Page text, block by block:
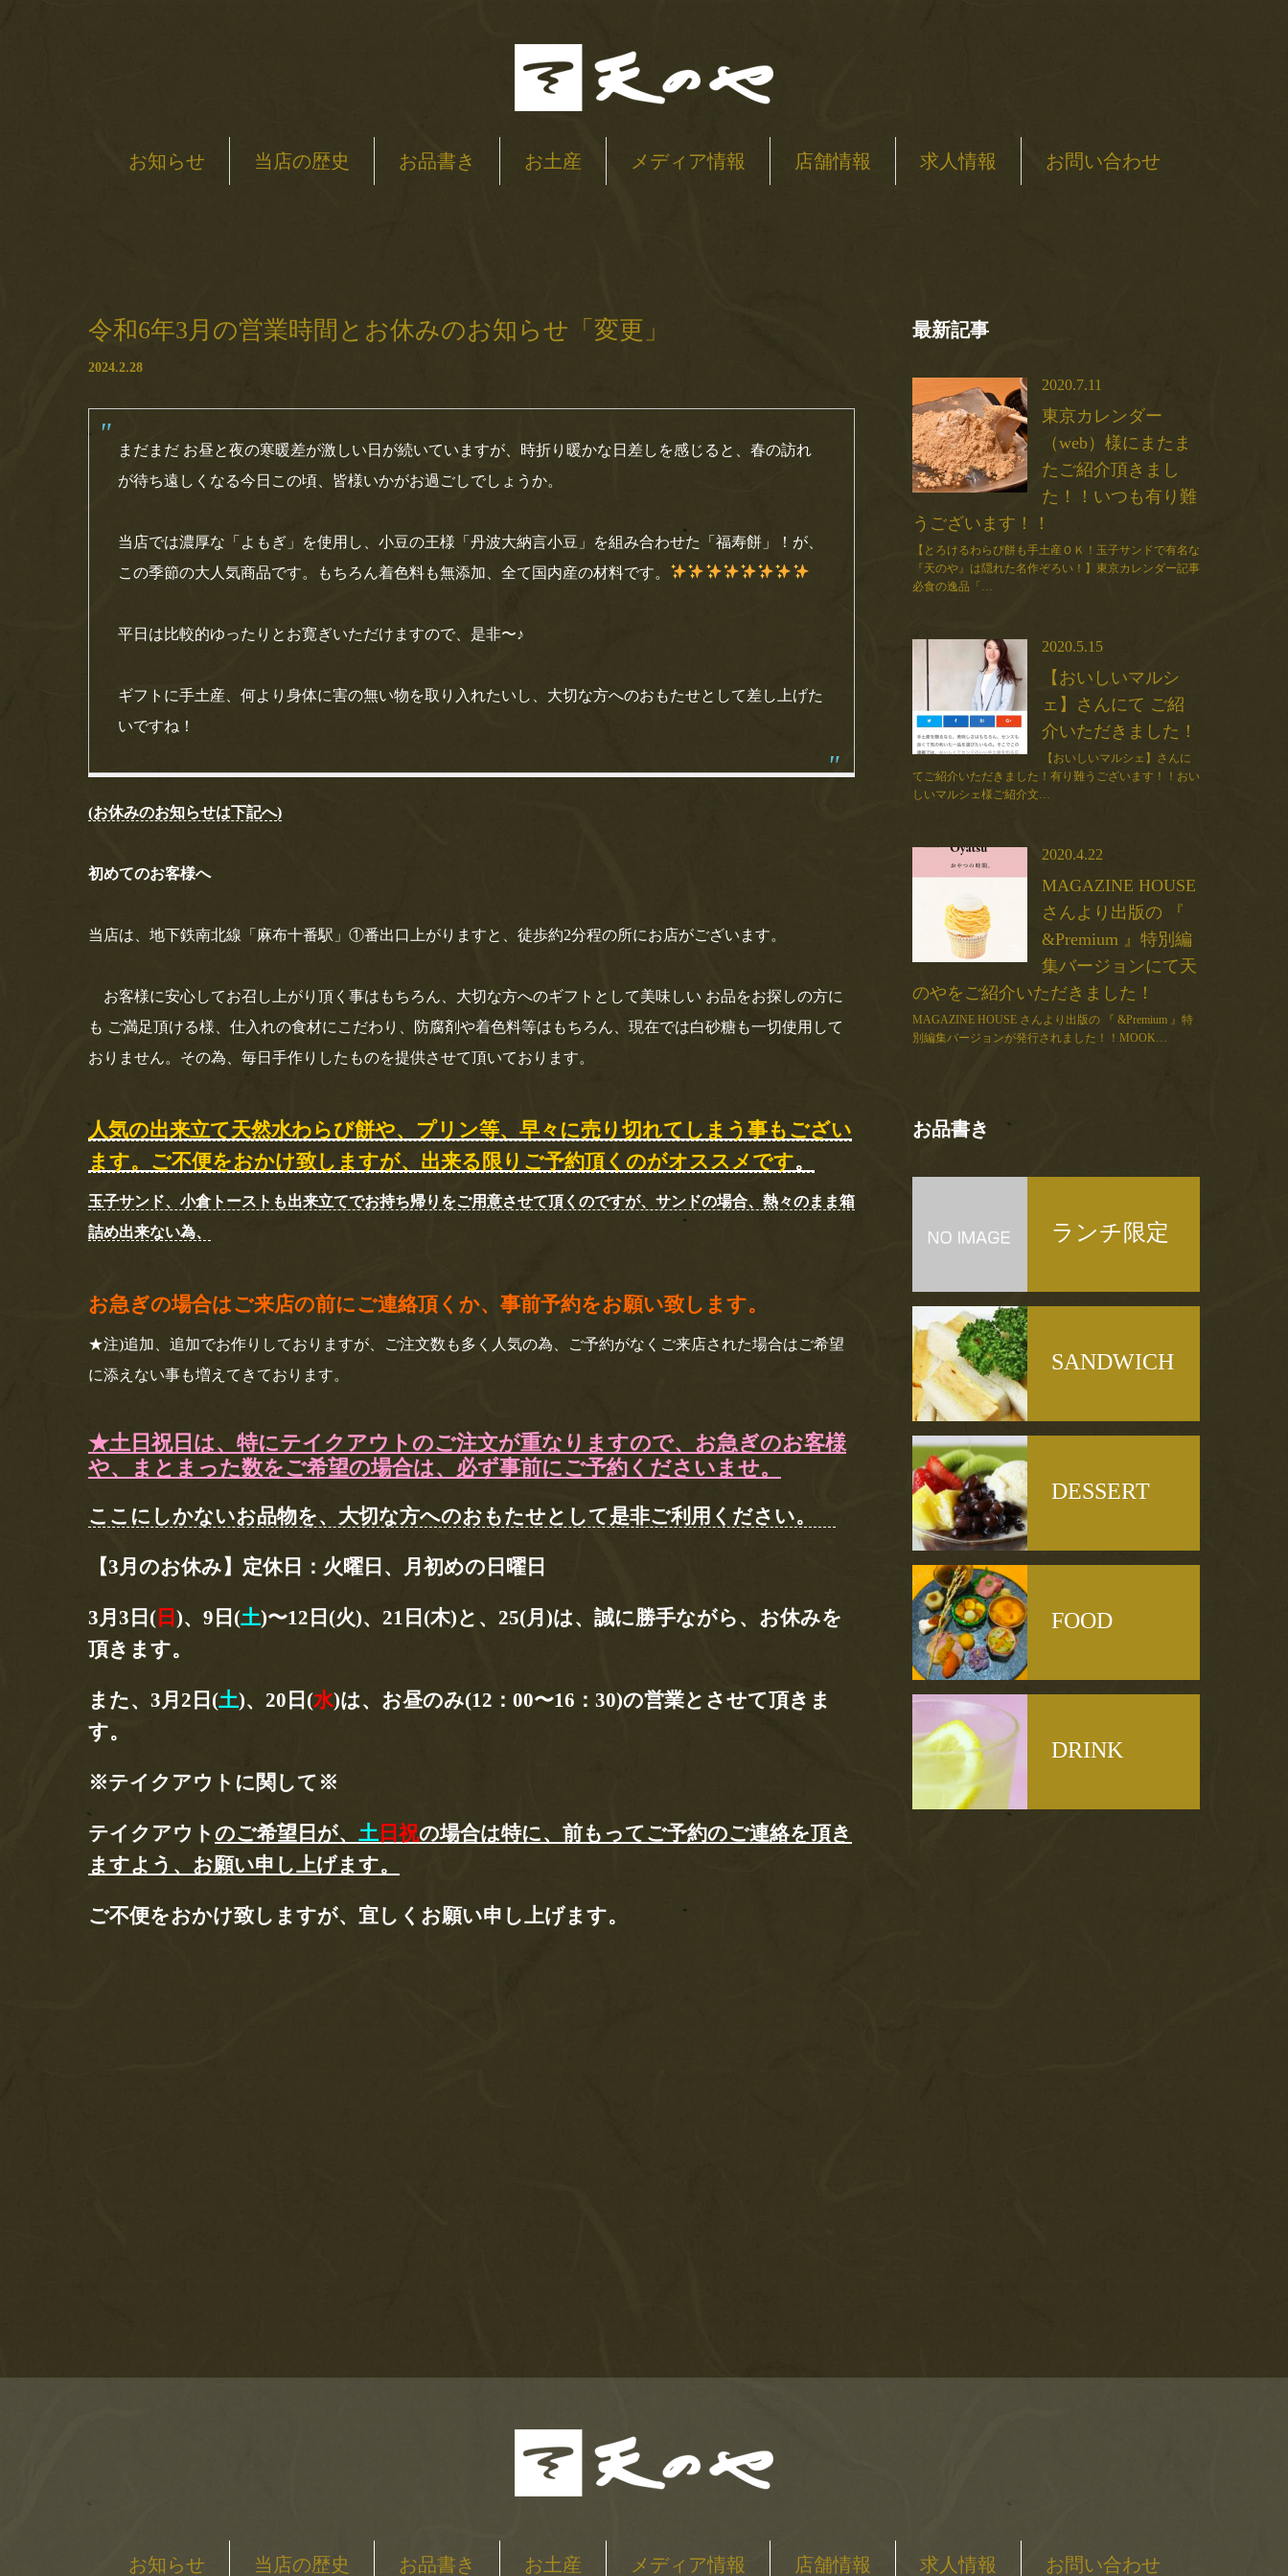
お知らせ 当店の歴史 お品書き お土産 メディア情報 店舗情報 求人情報 お問い合わせ
令和6年3月の営業時間とお休みのお知らせ「変更」
2024.2.28
まだまだ お昼と夜の寒暖差が激しい日が続いていますが、時折り暖かな日差しを感じると、春の訪れ
が待ち遠しくなる今日この頃、皆様いかがお過ごしでしょうか。
当店では濃厚な「よもぎ」を使用し、小豆の王様「丹波大納言小豆」を組み合わせた「福寿餅」！が、
この季節の大人気商品です。もちろん着色料も無添加、全て国内産の材料です。
平日は比較的ゆったりとお寛ぎいただけますので、是非〜♪
ギフトに手土産、何より身体に害の無い物を取り入れたいし、大切な方へのおもたせとして差し上げた
いですね！
(お休みのお知らせは下記へ)
初めてのお客様へ
当店は、地下鉄南北線「麻布十番駅」①番出口上がりますと、徒歩約2分程の所にお店がございます。
お客様に安心してお召し上がり頂く事はもちろん、大切な方へのギフトとして美味しい お品をお探しの方に
も ご満足頂ける様、仕入れの食材にこだわり、防腐剤や着色料等はもちろん、現在では白砂糖も一切使用して
おりません。その為、毎日手作りしたものを提供させて頂いております。
人気の出来立て天然水わらび餅や、プリン等、早々に売り切れてしまう事もござい
ます。ご不便をおかけ致しますが、出来る限りご予約頂くのがオススメです。
玉子サンド、小倉トーストも出来立てでお持ち帰りをご用意させて頂くのですが、サンドの場合、熱々のまま箱
詰め出来ない為、
お急ぎの場合はご来店の前にご連絡頂くか、事前予約をお願い致します。
★注)追加、追加でお作りしておりますが、ご注文数も多く人気の為、ご予約がなくご来店された場合はご希望
に添えない事も増えてきております。
★土日祝日は、特にテイクアウトのご注文が重なりますので、お急ぎのお客様
や、まとまった数をご希望の場合は、必ず事前にご予約くださいませ。
ここにしかないお品物を、大切な方へのおもたせとして是非ご利用ください。
【3月のお休み】定休日：火曜日、月初めの日曜日
3月3日( 日 )、9日(土)〜12日(火)、21日(木)と、25(月)は、誠に勝手ながら、お休みを
頂きます。
また、3月2日(土)、20日(水)は、お昼のみ(12：00〜16：30)の営業とさせて頂きま
す。
※テイクアウトに関して※
テイクアウト のご希望日が、 土 日祝の場合は特に、前もってご予約のご連絡を頂き
ますよう、お願い申し上げます。
ご不便をおかけ致しますが、宜しくお願い申し上げます。
最新記事
2020.7.11
東京カレンダー
（web）様にまたま
たご紹介頂きまし
た！！いつも有り難
うございます！！
【とろけるわらび餅も手土産ＯＫ！玉子サンドで有名な
『天のや』は隠れた名作ぞろい！】東京カレンダー記事
必食の逸品「…
2020.5.15
【おいしいマルシ
ェ】さんにて ご紹
介いただきました！
【おいしいマルシェ】さんに
てご紹介いただきました！有り難うございます！！おい
しいマルシェ様ご紹介文…
2020.4.22
MAGAZINE HOUSE
さんより出版の 『
&Premium 』特別編
集バージョンにて天
のやをご紹介いただきました！
MAGAZINE HOUSE さんより出版の 『 &Premium 』特
別編集バージョンが発行されました！！MOOK…
お品書き
ランチ限定
SANDWICH
DESSERT
FOOD
DRINK
お知らせ 当店の歴史 お品書き お土産 メディア情報 店舗情報 求人情報 お問い合わせ